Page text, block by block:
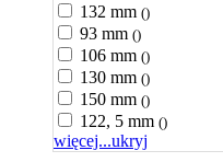
132 mm ()
93 mm ()
106 mm ()
130 mm ()
150 mm ()
122, 5 mm ()
więcej...ukryj